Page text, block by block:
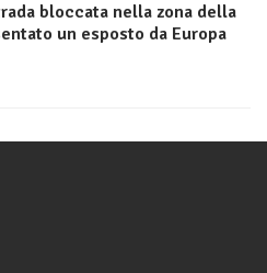
bloccata nella zona della
un esposto da Europa